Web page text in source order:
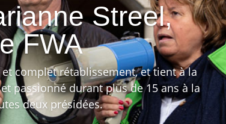
Streel,
FWA
complet rétablissement, et tient à la
passionné durant plus de 15 ans à la
deux présidées.